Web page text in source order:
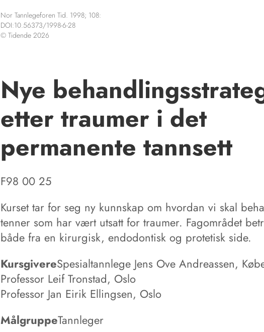
Nor Tannlegeforen Tid. 1998; 108:
DOI:10.56373/1998-6-28
© Tidende 2026
Nye
etter traumer i det
permanente tannsett
F98 00 25
Kurset tar for seg ny kunnskap om hvordan vi skal
tenner som har vært utsatt for traumer. Fagområdet
både fra en kirurgisk, endodontisk og protetisk side.
KursgivereSpesialtannlege Jens Ove Andreassen,
Professor Leif Tronstad, Oslo
Professor Jan Eirik Ellingsen, Oslo
MålgruppeTannleger